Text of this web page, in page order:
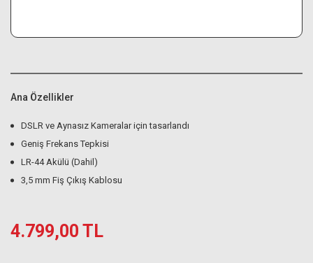
Ana Özellikler
DSLR ve Aynasız Kameralar için tasarlandı
Geniş Frekans Tepkisi
LR-44 Akülü (Dahil)
3,5 mm Fiş Çıkış Kablosu
4.799,00 TL